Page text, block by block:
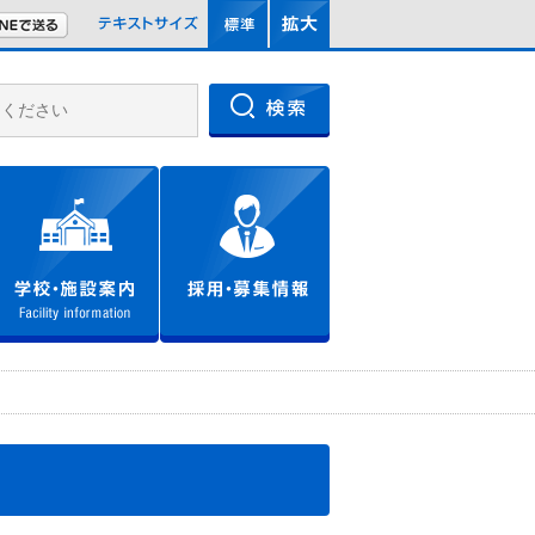
LINEで送る 文字サイズ
文字サイズを標準